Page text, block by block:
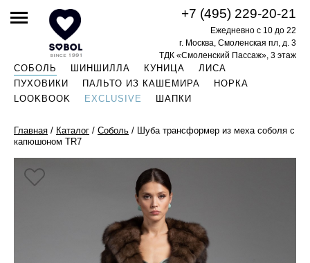
СОБОЛЬ ШИНШИЛЛА КУНИЦА
ЛИСА
ПУХОВИКИ
ПАЛЬТО ИЗ КАШЕМИРА
НОРКА
LOOKBOOK
EXCLUSIVE ШАПКИ
+7 (495) 229-20-21
Ежедневно с 10 до 22
г. Москва, Смоленская пл, д. 3
ТДК «Смоленский Пассаж», 3 этаж
Главная / Каталог / Соболь / Шуба трансформер из меха соболя с
капюшоном TR7